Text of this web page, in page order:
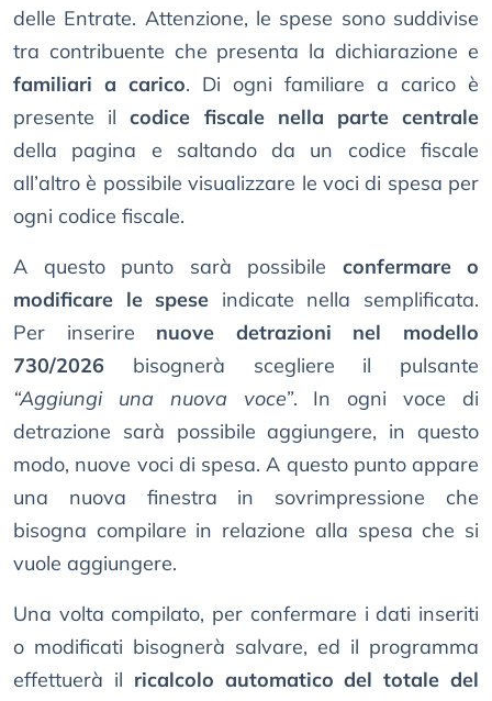
delle Entrate. Attenzione, le spese sono suddivise
tra contribuente che presenta la dichiarazione e
familiari a carico. Di ogni familiare a carico è
presente ilcodice fiscale nella parte centrale
della pagina e saltando da un codice fiscale
all’altro è possibile visualizzare le voci di spesa per
ogni codice fiscale.
A questo punto sarà possibile confermare o
modificare le spese indicate nella semplificata.
Per inserire nuove detrazioni nel modello
730/2026 bisognerà scegliere il pulsante
“Aggiungi una nuova voce”. In ogni voce di
detrazione sarà possibile aggiungere, in questo
modo, nuove voci di spesa. A questo punto appare
una nuova finestra in sovrimpressione che
bisogna compilare in relazione alla spesa che si
vuole aggiungere.
Una volta compilato, per confermare i dati inseriti
o modificati bisognerà salvare, ed il programma
effettuerà il ricalcolo automatico del totale del